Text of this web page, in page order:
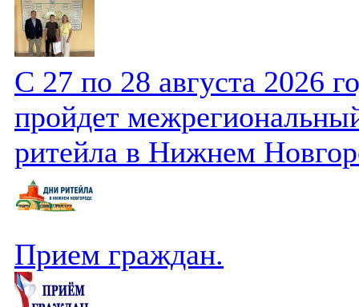
С 27 по 28 августа 2026
пройдет
ритейла в Нижнем
Прием граждан.